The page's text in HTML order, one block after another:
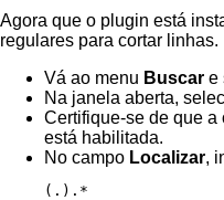
Agora que o plugin está
regulares para cortar linhas.
Vá ao menu Buscar e
Na janela aberta,
Certifique-se de que a
está habilitada.
No campo Localizar,
(.).*